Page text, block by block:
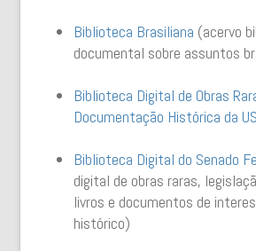
Biblioteca Brasiliana (acervo
documental sobre assuntos
Biblioteca Digital de Obras
Documentação Histórica da
Biblioteca Digital do Senado
digital de obras raras,
livros e documentos de
histórico)